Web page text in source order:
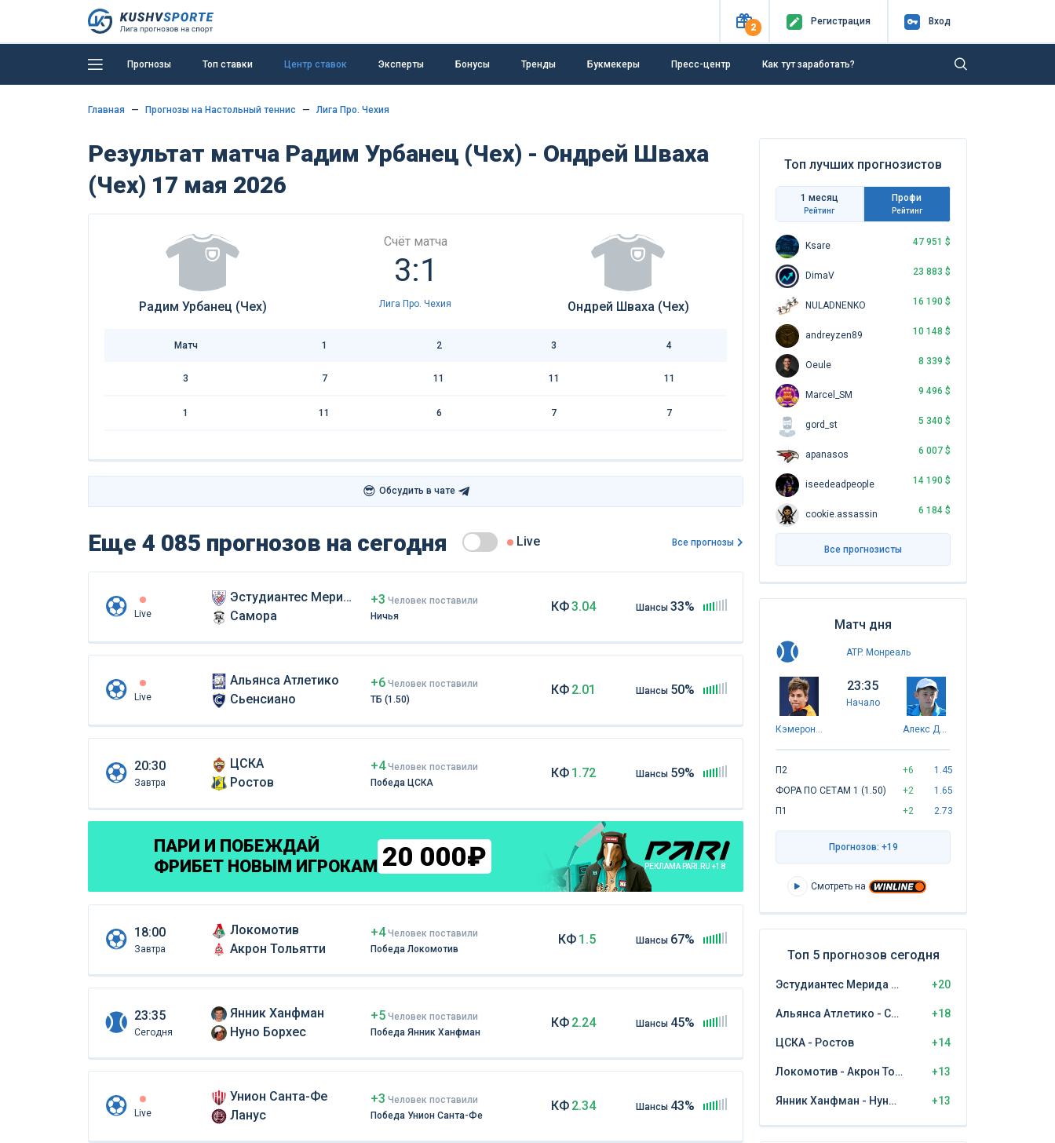
2
Регистрация Вход
Прогнозы Топ ставки Центр ставок Эксперты Бонусы Тренды Букмекеры Пресс-центр Как тут заработать?
Главная Прогнозы на Настольный теннис Лига Про. Чехия
Результат матча Радим Урбанец (Чех) - Ондрей Шваха
(Чех) 17 мая 2026
Радим Урбанец (Чех)
Счёт матча
3:1
Лига Про. Чехия Ондрей Шваха (Чех)
Матч 1 2 3 4
3 7 11 11 11
1 11 6 7 7
😎 Обсудить в чате
Еще 4 085 прогнозов на сегодня Live Все прогнозы
Live
Эстудиантес Мерида
Самора
+3 Человек поставили
Ничья
КФ3.04 Шансы 33%
Live
Альянса Атлетико
Сьенсиано
+6 Человек поставили
ТБ (1.50)
КФ 2.01 Шансы 50%
20:30
Завтра
ЦСКА
Ростов
+4 Человек поставили
Победа ЦСКА
КФ 1.72 Шансы 59%
ПАРИ И ПОБЕЖДАЙ
ФРИБЕТ НОВЫМ ИГРОКАМ 20 000₽ РЕКЛАМА PARI.RU +18
18:00
Завтра
Локомотив
Акрон Тольятти
+4 Человек поставили
Победа Локомотив
КФ 1.5 Шансы 67%
23:35
Сегодня
Янник Ханфман
Нуно Борхес
+5 Человек поставили
Победа Янник Ханфман
КФ 2.24 Шансы 45%
Live
Унион Санта-Фе
Ланус
+3 Человек поставили
Победа Унион Санта-Фе
КФ 2.34 Шансы 43%
Топ лучших прогнозистов
1 месяц
Рейтинг
Профи
Рейтинг
Ksare 47 951 $
DimaV 23 883 $
NULADNENKO 16 190 $
andreyzen89 10 148 $
Oeule 8 339 $
Marcel_SM 9 496 $
gord_st 5 340 $
apanasos 6 007 $
iseedeadpeople 14 190 $
cookie.assassin 6 184 $
Все прогнозисты
Матч дня
ATP. Монреаль
Кэмерон Норри
23:35
Начало
Алекс Де Минаур
П2 +6
1.45
ФОРА ПО СЕТАМ 1 (1.50)
+2
1.65
П1
+2 2.73
Прогнозов: +19
Смотреть на
Топ 5 прогнозов сегодня
Эстудиантес Мерида - Самора +20
Альянса Атлетико - Сьенсиано +18
ЦСКА - Ростов +14
Локомотив - Акрон Тольятти +13
Янник Ханфман - Нуно Борхес +13